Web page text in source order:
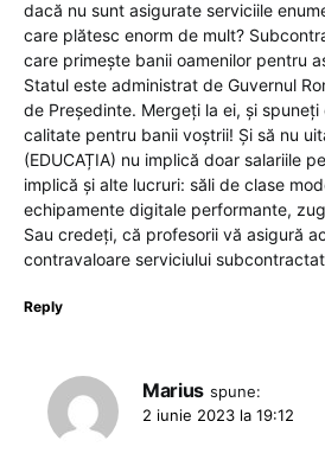
dacă nu sunt asigurate serviciile
care plătesc enorm de mult?
care primește banii oamenilor pentru
Statul este administrat de Guvernul
de Președinte. Mergeți la ei, și
calitate pentru banii voștrii! Și să nu
(EDUCAȚIA) nu implică doar salariile
implică și alte lucruri: săli de clase
echipamente digitale performante,
Sau credeți, că profesorii vă asigură
contravaloare serviciului
Reply
Marius spune:
2 iunie 2023 la 19:12